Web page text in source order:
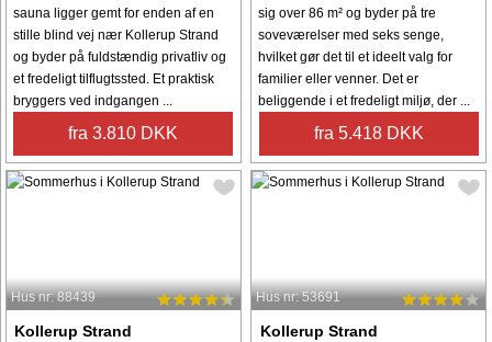
sauna ligger gemt for enden af ​​en
stille blind vej nær Kollerup Strand
og byder på fuldstændig privatliv og
et fredeligt tilflugtssted. Et praktisk
bryggers ved indgangen ...
fra 3.810 DKK
sig over 86 m² og byder på tre
soveværelser med seks senge,
hvilket gør det til et ideelt valg for
familier eller venner. Det er
beliggende i et fredeligt miljø, der ...
fra 5.418 DKK
Hus nr: 88439
Kollerup Strand
Hus nr: 53691
Kollerup Strand